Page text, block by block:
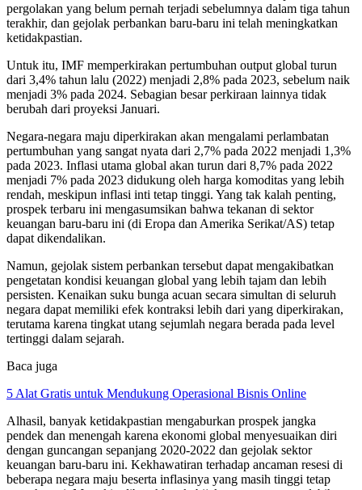
pergolakan yang belum pernah terjadi sebelumnya dalam tiga tahun
terakhir, dan gejolak perbankan baru-baru ini telah meningkatkan
ketidakpastian.
Untuk itu, IMF memperkirakan pertumbuhan output global turun
dari 3,4% tahun lalu (2022) menjadi 2,8% pada 2023, sebelum naik
menjadi 3% pada 2024. Sebagian besar perkiraan lainnya tidak
berubah dari proyeksi Januari.
Negara-negara maju diperkirakan akan mengalami perlambatan
pertumbuhan yang sangat nyata dari 2,7% pada 2022 menjadi 1,3%
pada 2023. Inflasi utama global akan turun dari 8,7% pada 2022
menjadi 7% pada 2023 didukung oleh harga komoditas yang lebih
rendah, meskipun inflasi inti tetap tinggi. Yang tak kalah penting,
prospek terbaru ini mengasumsikan bahwa tekanan di sektor
keuangan baru-baru ini (di Eropa dan Amerika Serikat/AS) tetap
dapat dikendalikan.
Namun, gejolak sistem perbankan tersebut dapat mengakibatkan
pengetatan kondisi keuangan global yang lebih tajam dan lebih
persisten. Kenaikan suku bunga acuan secara simultan di seluruh
negara dapat memiliki efek kontraksi lebih dari yang diperkirakan,
terutama karena tingkat utang sejumlah negara berada pada level
tertinggi dalam sejarah.
Baca juga
5 Alat Gratis untuk Mendukung Operasional Bisnis Online
Alhasil, banyak ketidakpastian mengaburkan prospek jangka
pendek dan menengah karena ekonomi global menyesuaikan diri
dengan guncangan sepanjang 2020-2022 dan gejolak sektor
keuangan baru-baru ini. Kekhawatiran terhadap ancaman resesi di
beberapa negara maju beserta inflasinya yang masih tinggi tetap